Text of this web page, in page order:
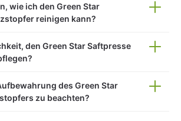
wie ich den Green Star
reinigen kann?
den Green Star Saftpresse
des Green Star
zu beachten?